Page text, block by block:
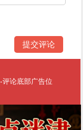
论底部广告位